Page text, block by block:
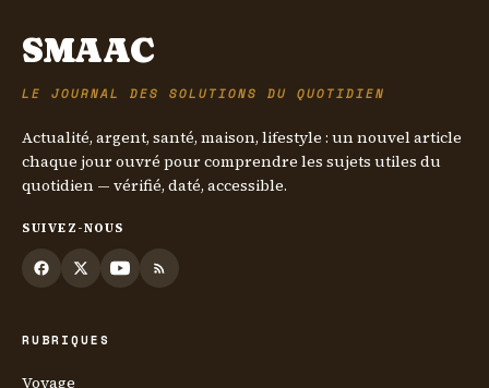
SMAAC
LE JOURNAL DES SOLUTIONS DU QUOTIDIEN
Actualité, argent, santé, maison, lifestyle : un nouvel article
chaque jour ouvré pour comprendre les sujets utiles du
quotidien — vérifié, daté, accessible.
SUIVEZ-NOUS
RUBRIQUES
Voyage